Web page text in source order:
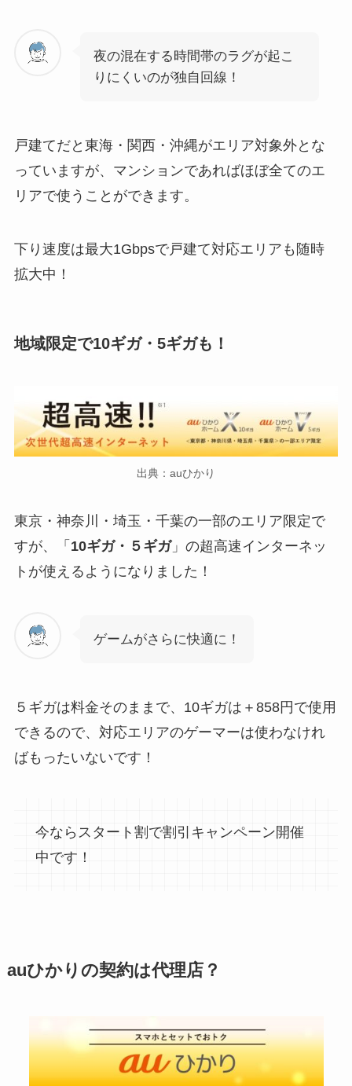
夜の混在する時間帯のラグが起こ
りにくいのが独自回線！
戸建てだと東海・関西・沖縄がエリア対象外とな
っていますが、マンションであればほぼ全てのエ
リアで使うことができます。
下り速度は最大1Gbpsで戸建て対応エリアも随時
拡大中！
地域限定で10ギガ・5ギガも！
出典：auひかり
東京・神奈川・埼玉・千葉の一部のエリア限定で
すが、「 10ギガ・５ギガ」の超高速インターネッ
トが使えるようになりました！
ゲームがさらに快適に！
５ギガは料金そのままで、10ギガは＋858円で使用
できるので、対応エリアのゲーマーは使わなけれ
ばもったいないです！
今ならスタート割で割引キャンペーン開催
中です！
auひかりの契約は代理店？